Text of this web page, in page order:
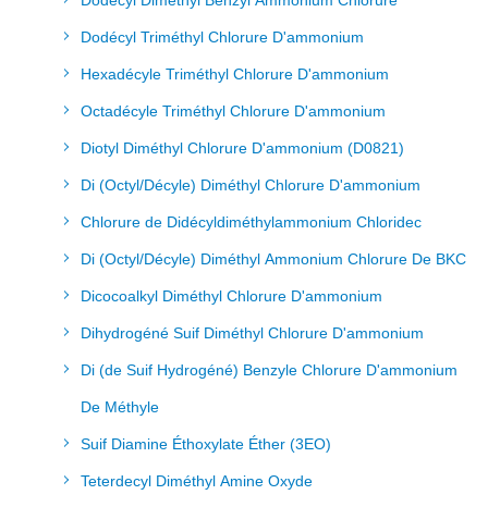
Dodécyl Triméthyl Chlorure D'ammonium
Hexadécyle Triméthyl Chlorure D'ammonium
Octadécyle Triméthyl Chlorure D'ammonium
Diotyl Diméthyl Chlorure D'ammonium (D0821)
Di (Octyl/Décyle) Diméthyl Chlorure D'ammonium
Chlorure de Didécyldiméthylammonium Chloridec
Di (Octyl/Décyle) Diméthyl Ammonium Chlorure De BKC
Dicocoalkyl Diméthyl Chlorure D'ammonium
Dihydrogéné Suif Diméthyl Chlorure D'ammonium
Di (de Suif Hydrogéné) Benzyle Chlorure D'ammonium
De Méthyle
Suif Diamine Éthoxylate Éther (3EO)
Teterdecyl Diméthyl Amine Oxyde